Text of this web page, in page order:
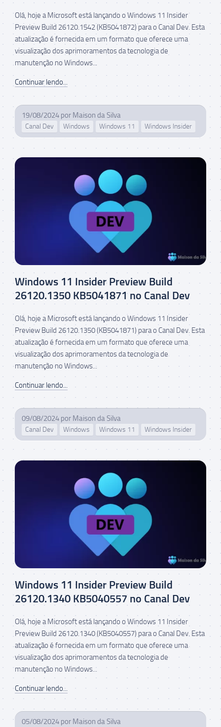
Olá, hoje a Microsoft está lançando o Windows 11 Insider
Preview Build 26120.1542 (KB5041872) para o Canal Dev. Esta
atualização é fornecida em um formato que oferece uma
visualização dos aprimoramentos da tecnologia de
manutenção no Windows...
Continuar lendo...
19/08/2024 por Maison da Silva
Canal Dev Windows Windows 11 Windows Insider
Windows 11 Insider Preview Build
26120.1350 KB5041871 no Canal Dev
Olá, hoje a Microsoft está lançando o Windows 11 Insider
Preview Build 26120.1350 (KB5041871) para o Canal Dev. Esta
atualização é fornecida em um formato que oferece uma
visualização dos aprimoramentos da tecnologia de
manutenção no Windows...
Continuar lendo...
09/08/2024 por Maison da Silva
Canal Dev Windows Windows 11 Windows Insider
Windows 11 Insider Preview Build
26120.1340 KB5040557 no Canal Dev
Olá, hoje a Microsoft está lançando o Windows 11 Insider
Preview Build 26120.1340 (KB5040557) para o Canal Dev. Esta
atualização é fornecida em um formato que oferece uma
visualização dos aprimoramentos da tecnologia de
manutenção no Windows...
Continuar lendo...
05/08/2024 por Maison da Silva